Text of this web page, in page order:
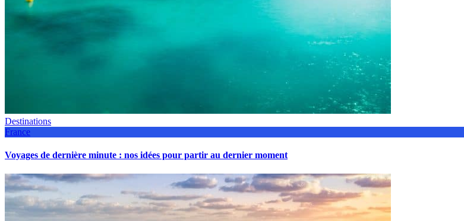
Destinations
France
Voyages de dernière minute : nos idées pour partir au dernier moment